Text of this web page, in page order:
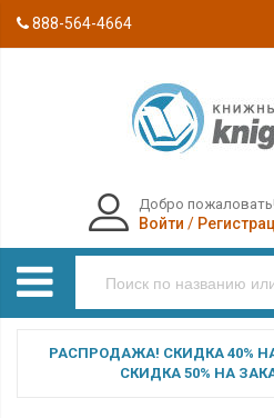
888-564-4664
Добро
Войти /
РАСПРОДАЖА! СКИДКА 40%
СКИДКА 50% НА